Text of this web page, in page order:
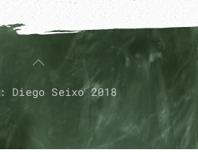
Diego Seixo 2018